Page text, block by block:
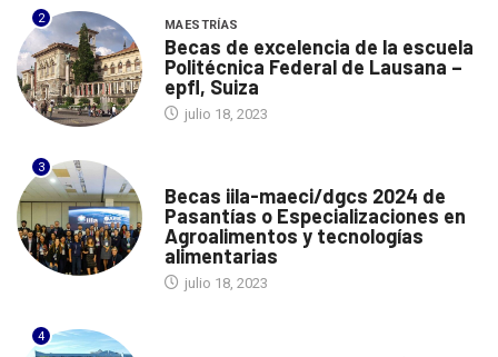
2 MAESTRÍAS
Becas de excelencia de la escuela
Politécnica Federal de Lausana –
epfl, Suiza
julio 18, 2023
3
Becas iila-maeci/dgcs 2024 de
Pasantías o Especializaciones en
Agroalimentos y tecnologías
alimentarias
julio 18, 2023
4